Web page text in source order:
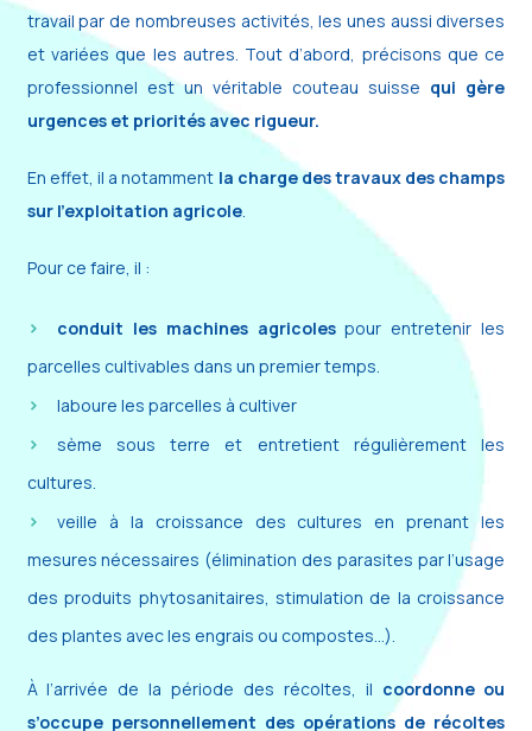
travail par de nombreuses activités, les unes aussi diverses
et variées que les autres. Tout d’abord, précisons que ce
professionnel est un véritable couteau suisse qui gère
urgences et priorités avec rigueur.
En effet, il a notamment la charge des travaux des champs
sur l’exploitation agricole.
Pour ce faire, il :
conduit les machines agricolespour entretenir les
parcelles cultivables dans un premier temps.
laboure les parcelles à cultiver
sème sous terre et entretient régulièrement les
cultures.
veille à la croissance des cultures en prenant les
mesures nécessaires (élimination des parasites par l’usage
des produits phytosanitaires, stimulation de la croissance
des plantes avec les engrais ou compostes…).
À l’arrivée de la période des récoltes, il coordonne ou
s’occupe personnellement des opérations de récoltes